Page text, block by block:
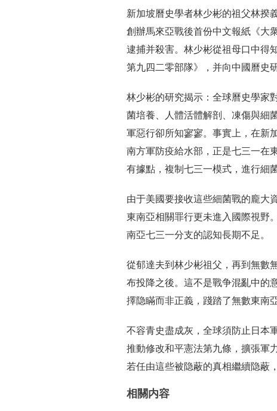
新加坡曆史學者林少彬的祖父林揆
創辦馬來亞戰後首份中文報紙《大
逮捕并殺害。林少彬從祖母口中得
第九四二零部隊》，并向中國曆史
林少彬的研究揭示：全球曆史學
菌培養、人體活體解剖、凍傷與細
軍惡行卻所知寥寥。事實上，在新
南方軍防疫給水部，正是七三一在
有據點，複制七三一模式，進行細
由于美國要接收這些細菌戰的龐大
東南亞相關罪行更未進入國際視野
南亞七三一分支的認知長期不足。
從郁達夫到林少彬祖父，再到無數
布投降之後。這不是戰争混亂中的
擇隐瞞而非正義，踐踏了無數東南
不容青史盡成灰，全球須防止日本
推動修改和平憲法第九條，擴張軍
若任由這些被隐蔽的真相繼續隐蔽
相關内容